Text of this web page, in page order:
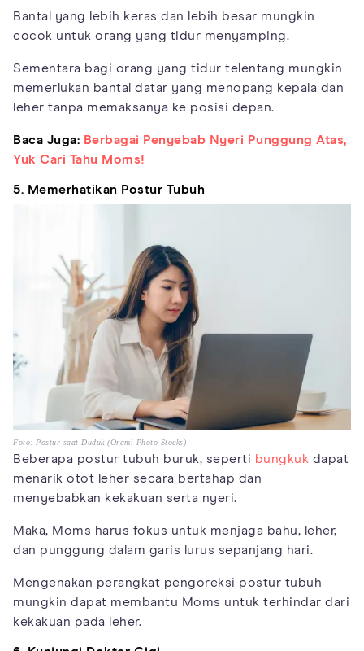
Bantal yang lebih keras dan lebih besar mungkin
cocok untuk orang yang tidur menyamping.
Sementara bagi orang yang tidur telentang mungkin
memerlukan bantal datar yang menopang kepala dan
leher tanpa memaksanya ke posisi depan.
Baca Juga: Berbagai Penyebab Nyeri Punggung Atas,
Yuk Cari Tahu Moms!
5. Memerhatikan Postur Tubuh
Foto: Postur saat Duduk (Orami Photo Stocks)
Beberapa postur tubuh buruk, seperti bungkuk dapat
menarik otot leher secara bertahap dan
menyebabkan kekakuan serta nyeri.
Maka, Moms harus fokus untuk menjaga bahu, leher,
dan punggung dalam garis lurus sepanjang hari.
Mengenakan perangkat pengoreksi postur tubuh
mungkin dapat membantu Moms untuk terhindar dari
kekakuan pada leher.